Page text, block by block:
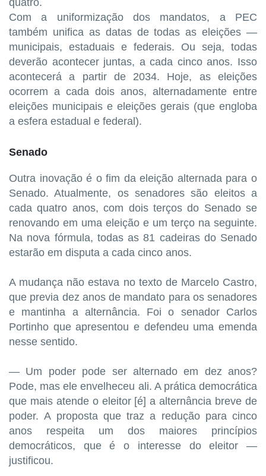
quatro.
Com a uniformização dos mandatos, a PEC
também unifica as datas de todas as eleições —
municipais, estaduais e federais. Ou seja, todas
deverão acontecer juntas, a cada cinco anos. Isso
acontecerá a partir de 2034. Hoje, as eleições
ocorrem a cada dois anos, alternadamente entre
eleições municipais e eleições gerais (que engloba
a esfera estadual e federal).
Senado
Outra inovação é o fim da eleição alternada para o
Senado. Atualmente, os senadores são eleitos a
cada quatro anos, com dois terços do Senado se
renovando em uma eleição e um terço na seguinte.
Na nova fórmula, todas as 81 cadeiras do Senado
estarão em disputa a cada cinco anos.
A mudança não estava no texto de Marcelo Castro,
que previa dez anos de mandato para os senadores
e mantinha a alternância. Foi o senador Carlos
Portinho que apresentou e defendeu uma emenda
nesse sentido.
— Um poder pode ser alternado em dez anos?
Pode, mas ele envelheceu ali. A prática democrática
que mais atende o eleitor [é] a alternância breve de
poder. A proposta que traz a redução para cinco
anos respeita um dos maiores princípios
democráticos, que é o interesse do eleitor —
justificou.